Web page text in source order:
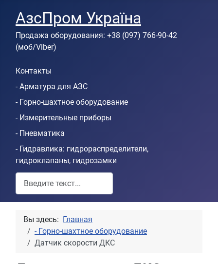
АзсПром Україна
Продажа оборудования: +38 (097) 766-90-42
(моб/Viber)
Контакты
- Арматура для АЗС
- Горно-шахтное оборудование
- Измерительные приборы
- Пневматика
- Гидравлика: гидрораспределители,
гидроклапаны, гидрозамки
Пошук по сайту
Вы здесь:
Главная
- Горно-шахтное оборудование
Датчик скорости ДКС